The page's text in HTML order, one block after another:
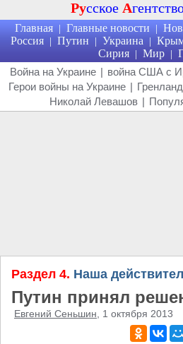
Русское А
Главная | Главные новости |
Россия | Путин | Украина |
Сирия | Мир |
Война на Украине | война США с
Герои войны на Украине |
Николай Левашов |
Раздел 4. Наша
Путин принял
Евгений Сеньшин , 1 октября 2013